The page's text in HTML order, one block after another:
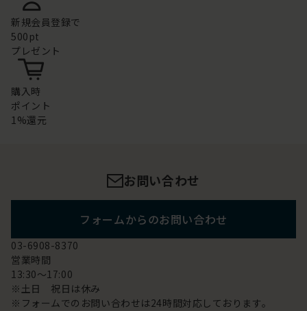
新規会員登録で
500pt
プレゼント
購入時
ポイント
1%還元
お問い合わせ
フォームからのお問い合わせ
03-6908-8370
営業時間
13:30～17:00
※土日 祝日は休み
※フォームでのお問い合わせは24時間対応しております。